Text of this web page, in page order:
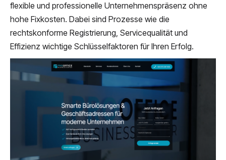
flexible und professionelle Unternehmenspräsenz ohne
hohe Fixkosten. Dabei sind Prozesse wie die
rechtskonforme Registrierung, Servicequalität und
Effizienz wichtige Schlüsselfaktoren für Ihren Erfolg.